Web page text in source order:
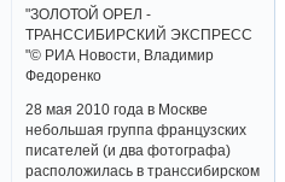
"ЗОЛОТОЙ ОРЕЛ -
ТРАНССИБИРСКИЙ ЭКСПРЕСС
"© РИА Новости, Владимир
Федоренко
28 мая 2010 года в Москве
небольшая группа французских
писателей (и два фотографа)
расположилась в транссибирском